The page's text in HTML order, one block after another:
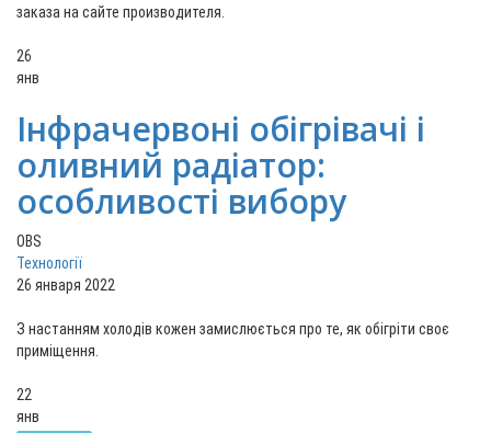
заказа на сайте производителя.
26
янв
Інфрачервоні обігрівачі і
оливний радіатор:
особливості вибору
OBS
Технології
26 января 2022
З настанням холодів кожен замислюється про те, як обігріти своє
приміщення.
22
янв